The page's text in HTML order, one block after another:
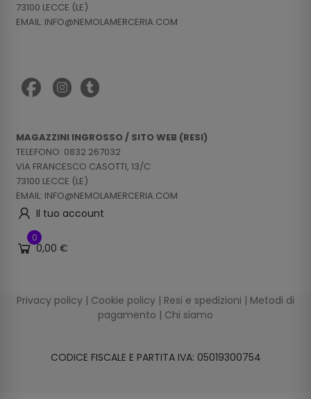
73100 LECCE (LE)
EMAIL: INFO@NEMOLAMERCERIA.COM
MAGAZZINI INGROSSO / SITO WEB (RESI)
TELEFONO: 0832 267032
VIA FRANCESCO CASOTTI, 13/C
73100 LECCE (LE)
EMAIL: INFO@NEMOLAMERCERIA.COM
Il tuo account
0
0,00 €
Privacy policy | Cookie policy | Resi e spedizioni | Metodi di
pagamento | Chi siamo
CODICE FISCALE E PARTITA IVA: 05019300754